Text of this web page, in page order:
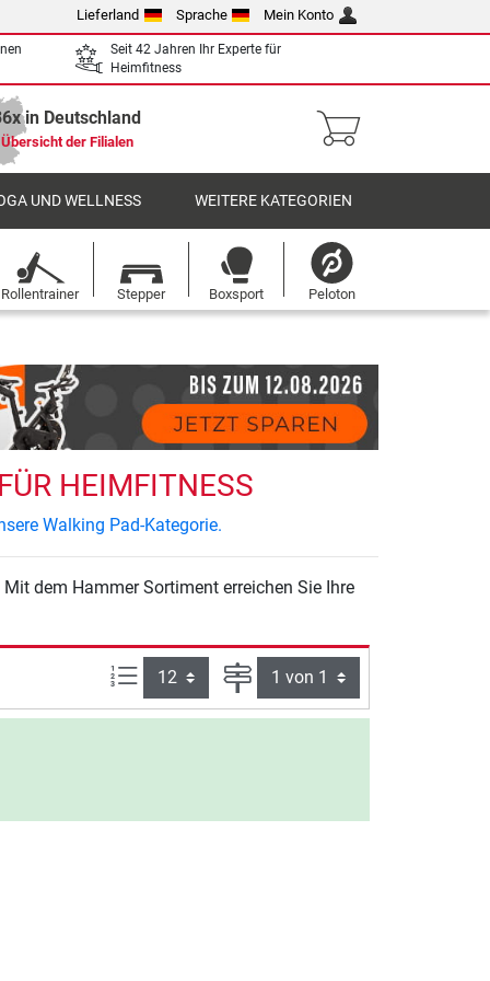
Lieferland Sprache Mein Konto
Seit 42 Jahren Ihr Experte für
Heimfitness
in Deutschland
Übersicht der Filialen
UND WELLNESS WEITERE KATEGORIEN
Rollentrainer Stepper Boxsport Peloton
HEIMFITNESS
Walking Pad-Kategorie.
dem Hammer Sortiment erreichen Sie Ihre
Artikel pro Seite: Seite